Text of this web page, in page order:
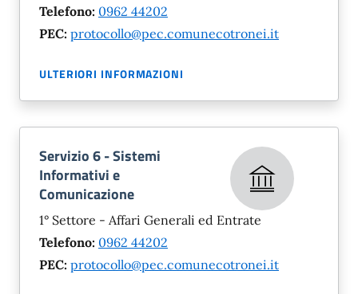
Telefono: 0962 44202
PEC: protocollo@pec.comunecotronei.it
ULTERIORI INFORMAZIONI
Servizio 6 - Sistemi
Informativi e
Comunicazione
1° Settore - Affari Generali ed Entrate
Telefono: 0962 44202
PEC: protocollo@pec.comunecotronei.it